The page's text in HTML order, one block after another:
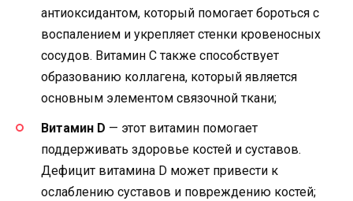
антиоксидантом, который помогает бороться с
воспалением и укрепляет стенки кровеносных
сосудов. Витамин С также способствует
образованию коллагена, который является
основным элементом связочной ткани;
Витамин D — этот витамин помогает
поддерживать здоровье костей и суставов.
Дефицит витамина D может привести к
ослаблению суставов и повреждению костей;